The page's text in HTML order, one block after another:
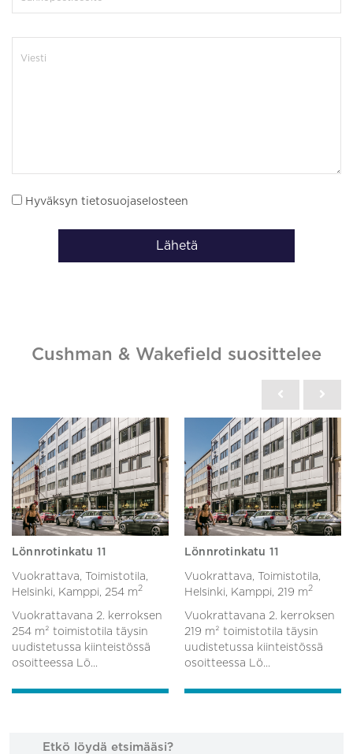
Hyväksyn tietosuojaselosteen
Lähetä
Cushman & Wakefield suosittelee
Lönnrotinkatu 11
Vuokrattava, Toimistotila,
Helsinki, Kamppi, 254 m2
Vuokrattavana 2. kerroksen
254 m² toimistotila täysin
uudistetussa kiinteistössä
osoitteessa Lö...
Lönnrotinkatu 11
Vuokrattava, Toimistotila,
Helsinki, Kamppi, 219 m2
Vuokrattavana 2. kerroksen
219 m² toimistotila täysin
uudistetussa kiinteistössä
osoitteessa Lö...
Etkö löydä etsimääsi?